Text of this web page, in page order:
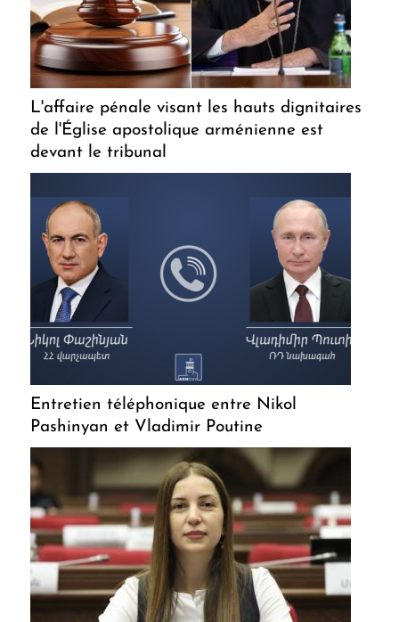
L'affaire pénale visant les hauts dignitaires
de l'Église apostolique arménienne est
devant le tribunal
Entretien téléphonique entre Nikol
Pashinyan et Vladimir Poutine